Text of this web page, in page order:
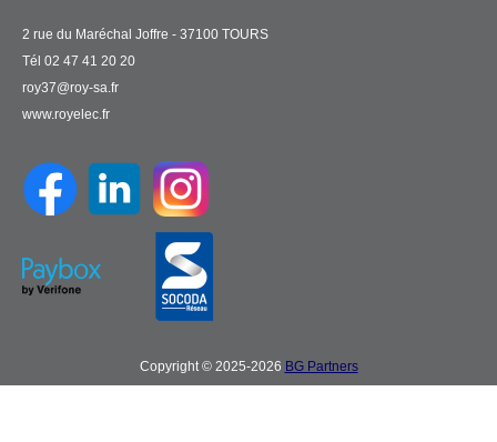
2 rue du Maréchal Joffre - 37100 TOURS
Tél 02 47 41 20 20
roy37@roy-sa.fr
www.royelec.fr
Copyright © 2025-2026 BG Partners